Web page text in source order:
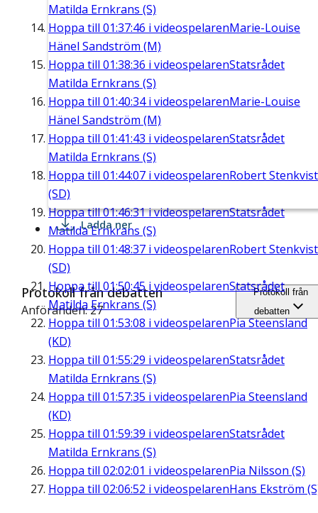
Matilda Ernkrans (S)
Hoppa till 01:37:46 i videospelarenMarie-Louise
Hänel Sandström (M)
Hoppa till 01:38:36 i videospelarenStatsrådet
Matilda Ernkrans (S)
Hoppa till 01:40:34i videospelarenMarie-Louise
Hänel Sandström (M)
Hoppa till 01:41:43 i videospelarenStatsrådet
Matilda Ernkrans (S)
Hoppa till 01:44:07 i videospelarenRobert Stenkvist
(SD)
Hoppa till01:46:31i videospelarenStatsrådet
Matilda Ernkrans (S)
Hoppa till 01:48:37 i videospelarenRobert Stenkvist
(SD)
Hoppa till 01:50:45 i videospelarenStatsrådet
Matilda Ernkrans (S)
Hoppa till 01:53:08 i videospelarenPia Steensland
(KD)
Hoppa till 01:55:29 i videospelarenStatsrådet
Matilda Ernkrans (S)
Hoppa till 01:57:35 i videospelarenPia Steensland
(KD)
Hoppa till 01:59:39 i videospelarenStatsrådet
Matilda Ernkrans (S)
Hoppa till 02:02:01 i videospelarenPia Nilsson (S)
Hoppa till 02:06:52 i videospelarenHans Ekström
Ladda ner
Protokoll från debatten
Anföranden: 27
Protokoll från
debatten